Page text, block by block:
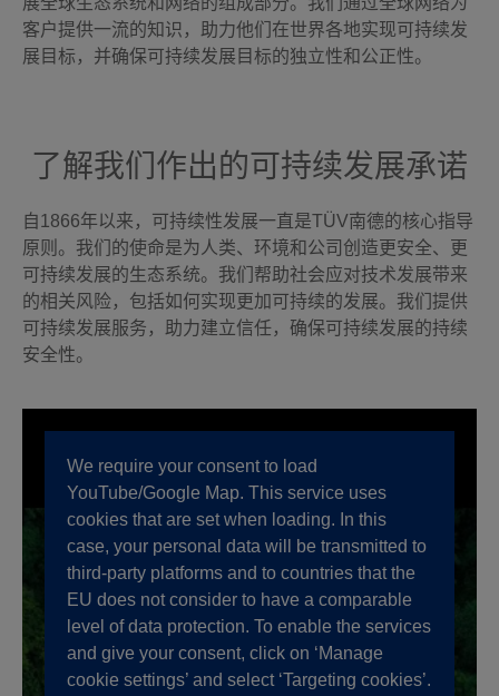
客户提供一流的知识，助力他们在世界各地实现可持续发
展目标，并确保可持续发展目标的独立性和公正性。
了解我们作出的可持续发展承诺
自1866年以来，可持续性发展一直是TÜV南德的核心指导
原则。我们的使命是为人类、环境和公司创造更安全、更
可持续发展的生态系统。我们帮助社会应对技术发展带来
的相关风险，包括如何实现更加可持续的发展。我们提供
可持续发展服务，助力建立信任，确保可持续发展的持续
安全性。
We require your consent to load
YouTube/Google Map. This service uses
cookies that are set when loading. In this
case, your personal data will be transmitted to
third-party platforms and to countries that the
EU does not consider to have a comparable
level of data protection. To enable the services
and give your consent, click on ‘Manage
cookie settings’ and select ‘Targeting cookies’.